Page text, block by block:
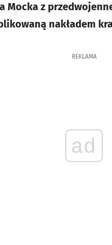
Mocka z
nakładem
REKLAMA
ad